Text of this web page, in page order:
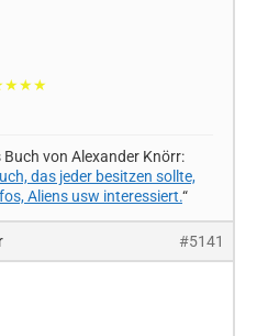
von Alexander Knörr:
das jeder besitzen sollte,
Aliens usw interessiert.“
#5141